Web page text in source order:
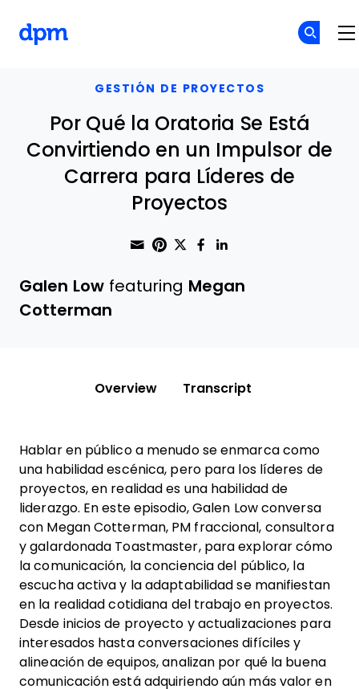
GESTIÓN DE PROYECTOS
Por Qué la Oratoria Se Está
Convirtiendo en un Impulsor de
Carrera para Líderes de
Proyectos
Share through Email
Print this page
Share on Pinterest
Share on Twitter
Share on
Galen Low featuring Megan
Cotterman
Overview Transcript
Hablar en público a menudo se enmarca como
una habilidad escénica, pero para los líderes de
proyectos, en realidad es una habilidad de
liderazgo. En este episodio, Galen Low conversa
con Megan Cotterman, PM fraccional, consultora
y galardonada Toastmaster, para explorar cómo
la comunicación, la conciencia del público, la
escucha activa y la adaptabilidad se manifiestan
en la realidad cotidiana del trabajo en proyectos.
Desde inicios de proyecto y actualizaciones para
interesados hasta conversaciones difíciles y
alineación de equipos, analizan por qué la buena
comunicación está adquiriendo aún más valor en